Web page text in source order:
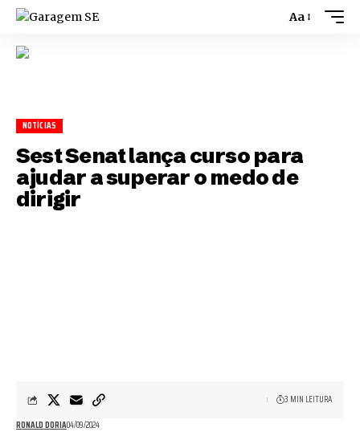
Aa
NOTÍCIAS
Sest Senat lança curso para
ajudar a superar o medo de
dirigir
RONALD DORIA04/09/2024
3 MIN LEITURA